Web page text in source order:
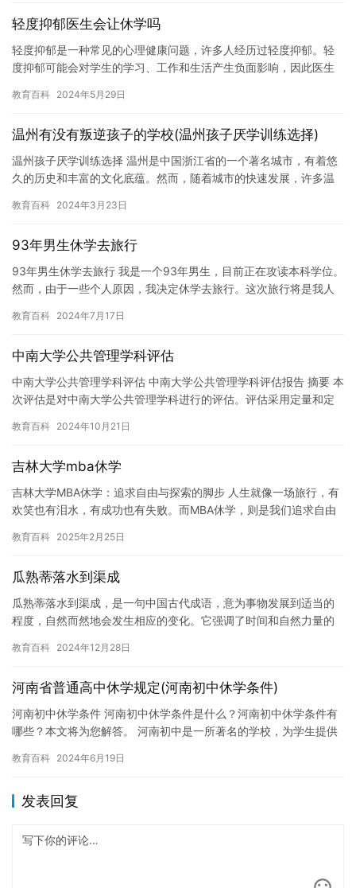
轻度抑郁医生会让休学吗
轻度抑郁是一种常见的心理健康问题，许多人经历过轻度抑郁。轻
度抑郁可能会对学生的学习、工作和生活产生负面影响，因此医生
生可…
教育百科 2024年5月29日
温州有没有叛逆孩子的学校(温州孩子厌学训练选择)
温州孩子厌学训练选择 温州是中国浙江省的一个著名城市，有着悠
久的历史和丰富的文化底蕴。然而，随着城市的快速发展，许多温
题。…
教育百科 2024年3月23日
93年男生休学去旅行
93年男生休学去旅行 我是一个93年男生，目前正在攻读本科学位。
然而，由于一些个人原因，我决定休学去旅行。这次旅行将是我人
教育百科 2024年7月17日
中南大学公共管理学科评估
中南大学公共管理学科评估 中南大学公共管理学科评估报告 摘要 本
次评估是对中南大学公共管理学科进行的评估。评估采用定量和定
教育百科 2024年10月21日
吉林大学mba休学
吉林大学MBA休学：追求自由与探索的脚步 人生就像一场旅行，有
欢笑也有泪水，有成功也有失败。而MBA休学，则是我们追求自由
教育百科 2025年2月25日
瓜熟蒂落水到渠成
瓜熟蒂落水到渠成，是一句中国古代成语，意为事物发展到适当的
程度，自然而然地会发生相应的变化。它强调了时间和自然力量的
会中…
教育百科 2024年12月28日
河南省普通高中休学规定(河南初中休学条件)
河南初中休学条件 河南初中休学条件是什么？河南初中休学条件有
哪些？本文将为您解答。 河南初中是一所著名的学校，为学生提供
种…
教育百科 2024年6月19日
发表回复